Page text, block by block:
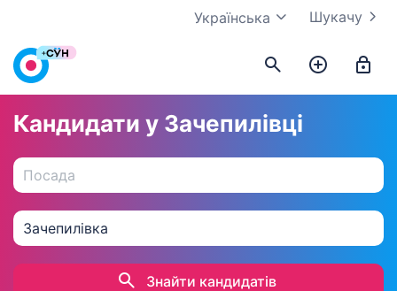
Шукачу
Українська
Кандидати у Зачепилівці
Знайти кандидатів